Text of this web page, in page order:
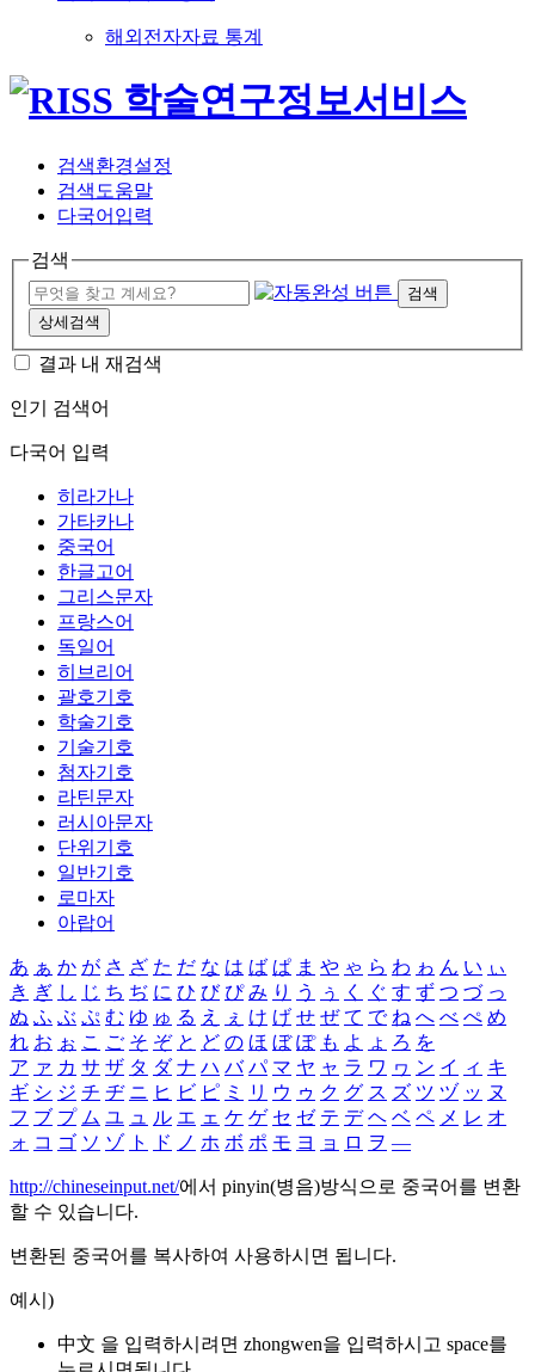
해외전자자료 통계
검색환경설정
검색도움말
다국어입력
검색
검색
상세검색
결과 내 재검색
인기 검색어
다국어 입력
히라가나
가타카나
중국어
한글고어
그리스문자
프랑스어
독일어
히브리어
괄호기호
학술기호
기술기호
첨자기호
라틴문자
러시아문자
단위기호
일반기호
로마자
아랍어
あ ぁ か が さ ざ た だ な は ば ぱ ま や ゃ ら わ ゎ ん い ぃ
き ぎ し じ ち ぢ に ひ び ぴ み り う ぅ く ぐ す ず つ づ っ
ぬ ふ ぶ ぷ む ゆ ゅ る え ぇ け げ せ ぜ て で ね へ べ ぺ め
れ お ぉ こ ご そ ぞ と ど の ほ ぼ ぽ も よ ょ ろ を
ア ァ カ サ ザ タ ダ ナ ハ バ パ マ ヤ ャ ラ ワ ヮ ン イ ィ キ
ギ シ ジ チ ヂ ニ ヒ ビ ピ ミ リ ウ ゥ ク グ ス ズ ツ ヅ ッ ヌ
フ ブ プ ム ユ ュ ル エ ェ ケ ゲ セ ゼ テ デ ヘ ベ ペ メ レ オ
ォ コ ゴ ソ ゾ ト ド ノ ホ ボ ポ モ ヨ ョ ロ ヲ ―
http://chineseinput.net/에서 pinyin(병음)방식으로 중국어를 변환
할 수 있습니다.
변환된 중국어를 복사하여 사용하시면 됩니다.
예시)
中文 을 입력하시려면 zhongwen을 입력하시고 space를